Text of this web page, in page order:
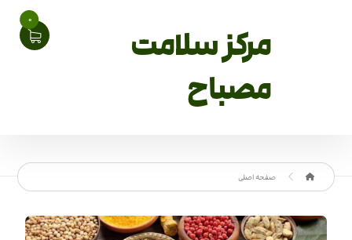
مرکز سلامت
مصباح
0
صفحه اصلی